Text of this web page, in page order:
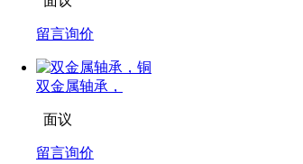
留言询价
双金属轴承，
面议
留言询价